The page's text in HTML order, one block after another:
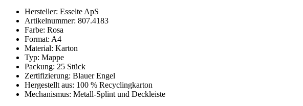
Hersteller: Esselte ApS
Artikelnummer: 807.4183
Farbe: Rosa
Format: A4
Material: Karton
Typ: Mappe
Packung: 25 Stück
Zertifizierung: Blauer Engel
Hergestellt aus: 100 % Recyclingkarton
Mechanismus: Metall-Splint und Deckleiste